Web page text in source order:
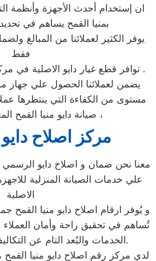
ان إستخدام أحدث الأجهزة وأنظمة
بمنيا القمح يساهم في
يوفر الكثير لعملائنا من المبالغ
فقط
» توافر قطع غيار دايو الاصلية في مركز صيانة دايو بمنيا القمح .
يضمن لعملائنا الحصول علي جهاز
مستوى من الكفاءة التي ينتظرها
صيانة دايو منيا القمح المعتمد بمنيا القمح ،
مركز اصلاح دايو
معنا نحن ضمان و اصلاح دايو الرسمي
علي خدمات الصيانة المنزلية
الاصلية
و يُوفر ارقام اصلاح دايو منيا القمح
تُساهم في تحقيق راحة وأمان
الخدمات والبُعد التام عن التكاليف المالية باهظة الثمن.
لدي مركز رقم اصلاح دايو منيا